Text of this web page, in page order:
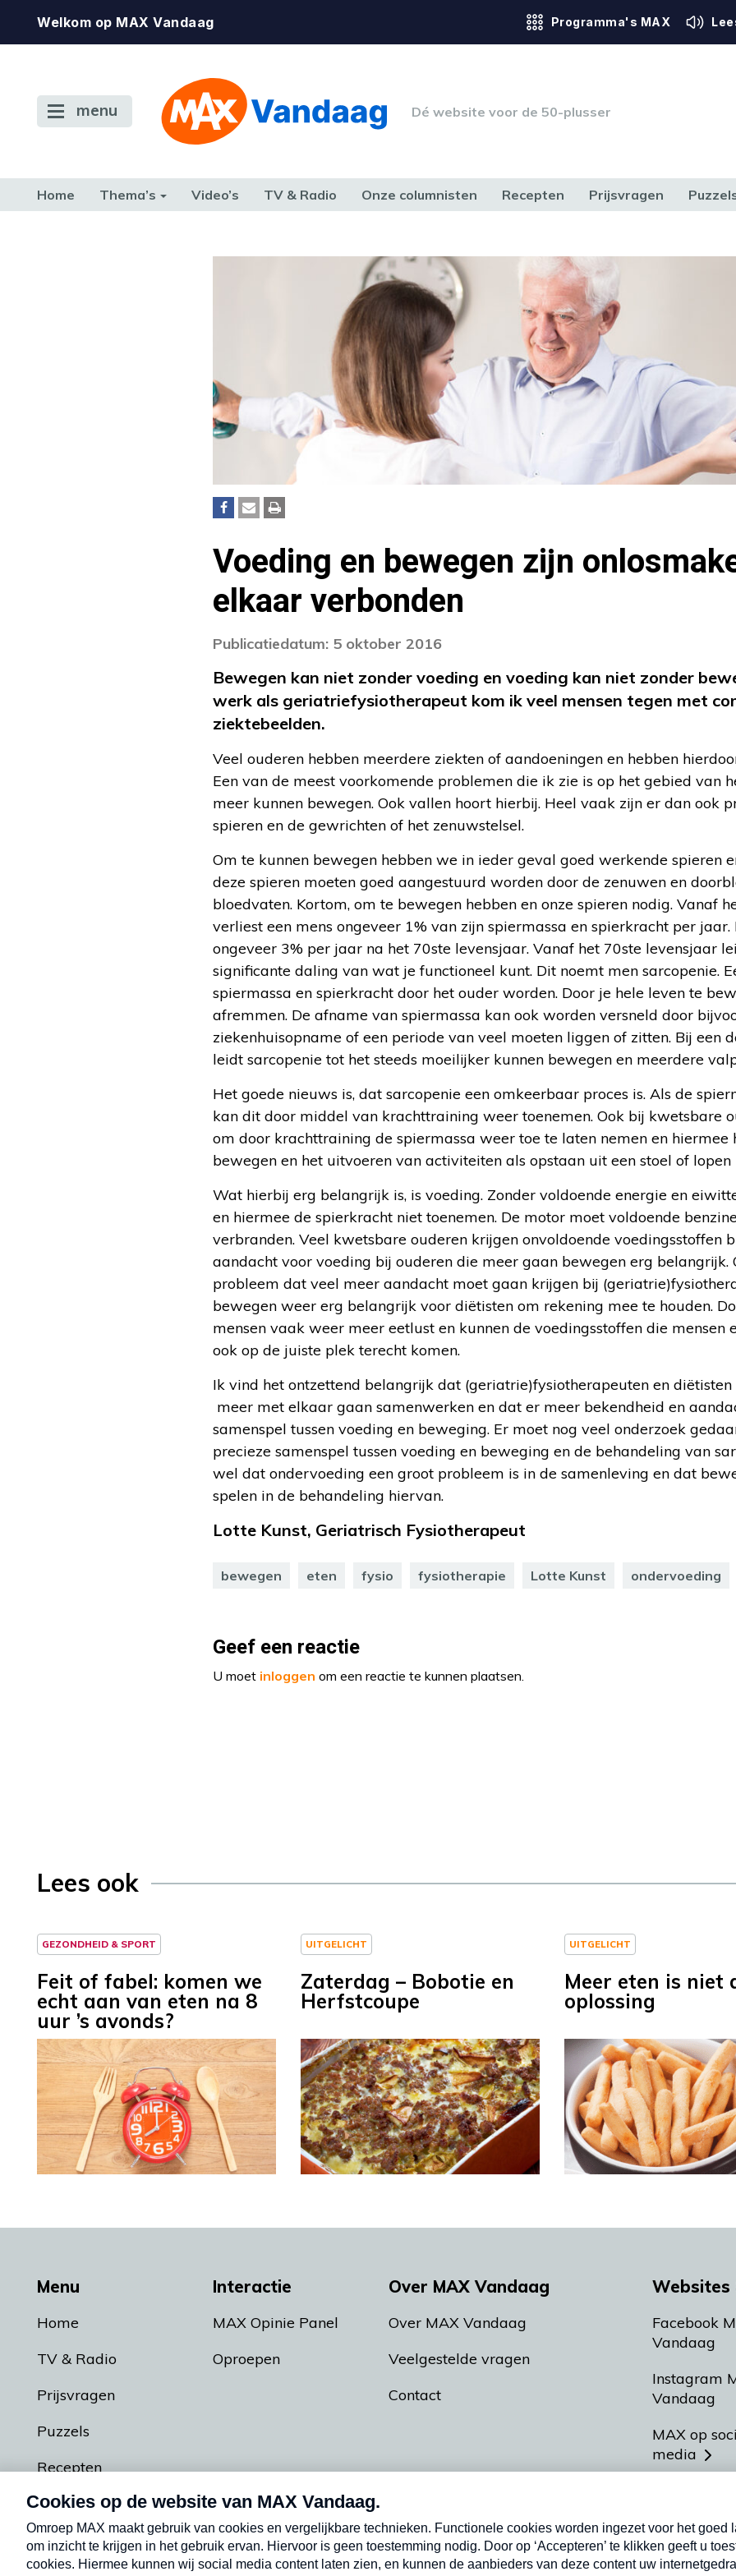
Welkom op MAX Vandaag Programma's MAX
menu Dé website voor de 50-plusser
Home Thema’s Video’s TV & Radio Onze columnisten Recepten Prijsvragen
Voeding en bewegen zijn
elkaar verbonden
Publicatiedatum: 5 oktober 2016
Bewegen kan niet zonder voeding en voeding kan niet zonder
werk als geriatriefysiotherapeut kom ik veel mensen tegen met
ziektebeelden.
Veel ouderen hebben meerdere ziekten of aandoeningen en hebben
Een van de meest voorkomende problemen die ik zie is op het gebied van
meer kunnen bewegen. Ook vallen hoort hierbij. Heel vaak zijn er dan ook
spieren en de gewrichten of het zenuwstelsel.
Om te kunnen bewegen hebben we in ieder geval goed werkende spieren
deze spieren moeten goed aangestuurd worden door de zenuwen en
bloedvaten. Kortom, om te bewegen hebben en onze spieren nodig. Vanaf
verliest een mens ongeveer 1% van zijn spiermassa en spierkracht per
ongeveer 3% per jaar na het 70ste levensjaar. Vanaf het 70ste levensjaar
significante daling van wat je functioneel kunt. Dit noemt men sarcopenie.
spiermassa en spierkracht door het ouder worden. Door je hele leven te
afremmen. De afname van spiermassa kan ook worden versneld door
ziekenhuisopname of een periode van veel moeten liggen of zitten. Bij een
leidt sarcopenie tot het steeds moeilijker kunnen bewegen en meerdere
Het goede nieuws is, dat sarcopenie een omkeerbaar proces is. Als de
kan dit door middel van krachttraining weer toenemen. Ook bij kwetsbare
om door krachttraining de spiermassa weer toe te laten nemen en hiermee
bewegen en het uitvoeren van activiteiten als opstaan uit een stoel of
Wat hierbij erg belangrijk is, is voeding. Zonder voldoende energie en
en hiermee de spierkracht niet toenemen. De motor moet voldoende
verbranden. Veel kwetsbare ouderen krijgen onvoldoende voedingsstoffen
aandacht voor voeding bij ouderen die meer gaan bewegen erg belangrijk.
probleem dat veel meer aandacht moet gaan krijgen bij
bewegen weer erg belangrijk voor diëtisten om rekening mee te houden.
mensen vaak weer meer eetlust en kunnen de voedingsstoffen die mensen
ook op de juiste plek terecht komen.
Ik vind het ontzettend belangrijk dat (geriatrie)fysiotherapeuten en
meer met elkaar gaan samenwerken en dat er meer bekendheid en
samenspel tussen voeding en beweging. Er moet nog veel onderzoek
precieze samenspel tussen voeding en beweging en de behandeling van
wel dat ondervoeding een groot probleem is in de samenleving en dat
spelen in de behandeling hiervan.
Lotte Kunst, Geriatrisch Fysiotherapeut
bewegen eten fysio fysiotherapie Lotte Kunst ondervoeding
Geef een reactie
U moet inloggen om een reactie te kunnen plaatsen.
Lees ook
GEZONDHEID & SPORT
Feit of fabel: komen we
echt aan van eten na 8
uur ’s avonds?
UITGELICHT
Zaterdag – Bobotie en
Herfstcoupe
UITGELICHT
Meer eten is niet
oplossing
Menu
Home
TV & Radio
Prijsvragen
Puzzels
Recepten
Podcasts
Interactie
MAX Opinie Panel
Oproepen
Over MAX Vandaag
Over MAX Vandaag
Veelgestelde vragen
Contact
Websites
Facebook
Vandaag
Instagram
Vandaag
MAX op
media
Meldpunt
Heel